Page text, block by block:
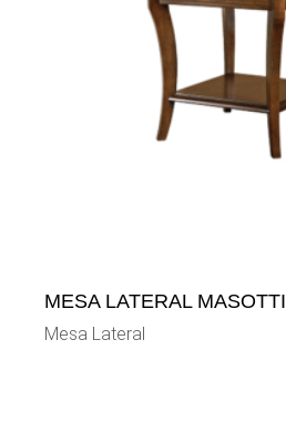
MESA LATERAL MASOTTI
Mesa Lateral